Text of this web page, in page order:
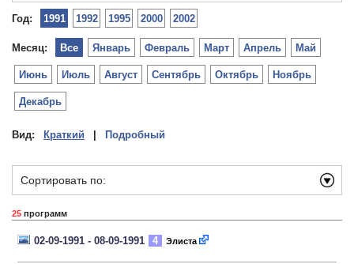
Год: 1991 1992 1995 2000 2002
Месяц: Январь Февраль Март Апрель Май
Июнь Июль Август Сентябрь Октябрь Ноябрь
Декабрь
Все
Вид: Краткий Подробный
Сортировать по:
25 программ
02-09-1991 - 08-09-1991 4 Элиста